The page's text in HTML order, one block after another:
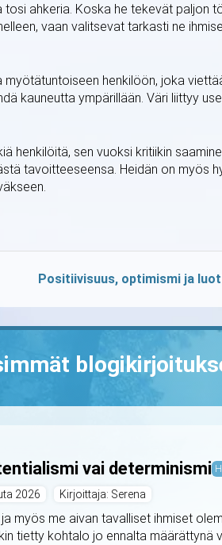
ahkeria. Koska he tekevät paljon
vaan valitsevat tarkasti ne
myötätuntoiseen henkilöön, joka
kauneutta ympärillään. Väri liittyy
henkilöitä, sen vuoksi kritiikin
tavoitteeseensa. Heidän on myös
Positiivisuus, optimismi ja
vai determinismi
2026 Kirjoittaja: Serena
myös me aivan tavalliset ihmiset
tietty kohtalo jo ennalta